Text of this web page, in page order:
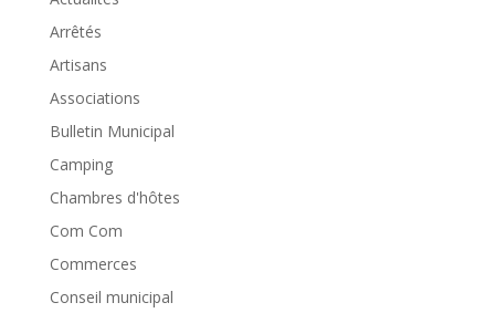
Arrêtés
Artisans
Associations
Bulletin Municipal
Camping
Chambres d'hôtes
Com Com
Commerces
Conseil municipal